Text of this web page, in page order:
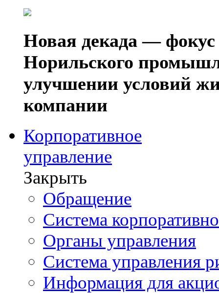
Новая декада — фокус
Норильского
улучшении условий
компании
Корпоративное
управление
Закрыть
Обращение
Система
Органы управления
Система управления
Информация для